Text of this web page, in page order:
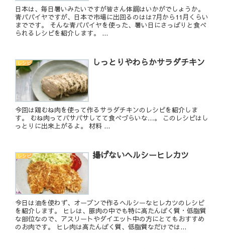
日本は、毎日暑いみたいですが皆さん体調はいかがでしょうか。
青パパイヤですが、日本で市場に出回るのはは7月から11月くらい
までです。 そんな青パパイヤを使った、暑い日にさっぱりと食べ
られるレシピを紹介します。 ...
レシピ しっとりやわらかサラダチキン
今回は鶏むね肉を使って作るサラダチキンのレシピを紹介しま
す。 むね肉ってパサパサしてて食べづらいな…。 このレシピはし
っとりに出来上がるよ。 材料 ...
レシピ 揚げないヘルシーヒレカツ
今日は油を使わず、オーブンで作るヘルシーなヒレカツのレシピ
を紹介します。 ヒレは、豚肉の中でも特に高たんぱく質・低脂質
な部位なので、アスリートやダイエット中の方にとてもおすすめ
のお肉です。 ヒレ肉は高たんぱく質、低脂質なだけでは...